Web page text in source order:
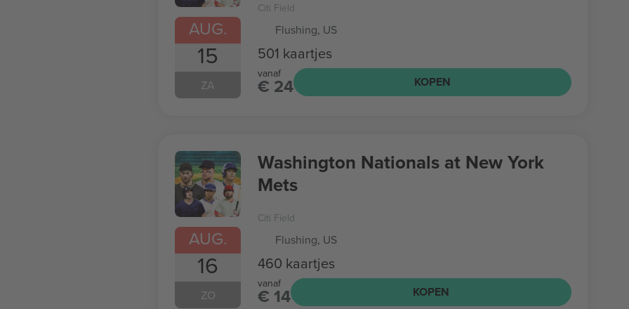
AUG.
15
ZA
Citi Field
Flushing, US
501 kaartjes
vanaf
€ 24 KOPEN
AUG.
16
ZO
Washington Nationals at New York
Mets
Citi Field
Flushing, US
460 kaartjes
vanaf
€ 14 KOPEN